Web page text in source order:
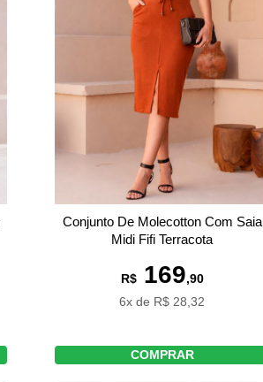
Conjunto De Molecotton Com Saia
Midi Fifi Terracota
R$169,90
6x de R$ 28,32
COMPRAR